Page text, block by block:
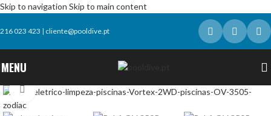
Skip to navigation Skip to main content
216 023 423 | cliente@pooldive.pt
MENU
Click to enlarge